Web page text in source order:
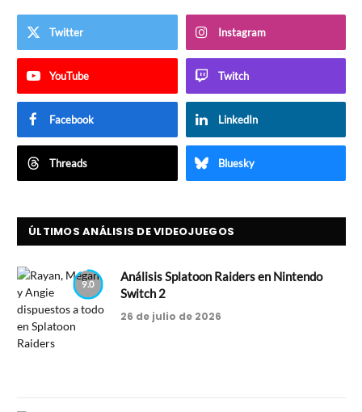
Twitter Instagram
YouTube Twitch
Facebook LinkedIn
Threads Bluesky
ÚLTIMOS ANÁLISIS DE VIDEOJUEGOS
9.0
Análisis Splatoon Raiders en Nintendo
Switch 2
26 de julio de 2026